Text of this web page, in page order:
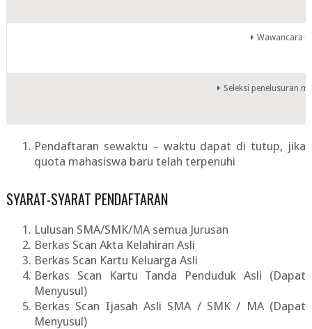
Wawancara
Seleksi penelusuran
Pendaftaran sewaktu – waktu dapat di tutup, jika
quota mahasiswa baru telah terpenuhi
SYARAT-SYARAT PENDAFTARAN
Lulusan SMA/SMK/MA semua Jurusan
Berkas Scan Akta Kelahiran Asli
Berkas Scan Kartu Keluarga Asli
Berkas Scan Kartu Tanda Penduduk Asli (Dapat
Menyusul)
Berkas Scan Ijasah Asli SMA / SMK / MA (Dapat
Menyusul)